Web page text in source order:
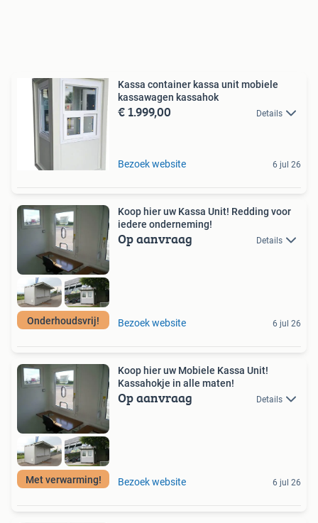
Kassa container kassa unit mobiele
kassawagen kassahok
€ 1.999,00 Details
Bezoek website 6 jul 26
Onderhoudsvrij!
Koop hier uw Kassa Unit! Redding voor
iedere onderneming!
Op aanvraag Details
Bezoek website 6 jul 26
Met verwarming!
Koop hier uw Mobiele Kassa Unit!
Kassahokje in alle maten!
Op aanvraag Details
Bezoek website 6 jul 26